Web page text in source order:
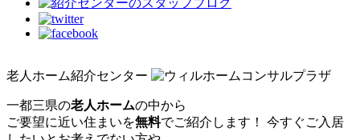
老人ホーム紹介センター
一都三県の老人ホームの中から
ご要望に近い住まいを無料でご紹介します！ 今すぐご入居